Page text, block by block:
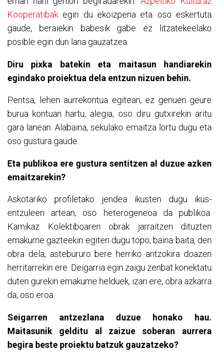
Kooperatibak egin du ekoizpena eta oso eskertuta
gaude, beraiekin babesik gabe ez litzatekeelako
posible egin dun lana gauzatzea.
Diru pixka batekin eta maitasun handiarekin
egindako proiektua dela entzun nizuen behin.
Pentsa, lehen aurrekontua egitean, ez genuen geure
burua kontuan hartu, alegia, oso diru gutxirekin aritu
gara lanean. Alabaina, sekulako emaitza lortu dugu eta
oso gustura gaude.
Eta publikoa ere gustura sentitzen al duzue azken
emaitzarekin?
Askotariko profiletako jendea ikusten dugu ikus-
entzuleen artean; oso heterogeneoa da publikoa.
Kamikaz Kolektiboaren obrak jarraitzen dituzten
emakume gazteekin egiten dugu topo, baina baita, den
obra dela, astebururo bere herriko antzokira doazen
herritarrekin ere. Deigarria egin zaigu zenbat konektatu
duten gurekin emakume helduek, izan ere, obra azkarra
da, oso eroa.
Seigarren antzezlana duzue honako hau.
Maitasunik gelditu al zaizue soberan aurrera
begira beste proiektu batzuk gauzatzeko?